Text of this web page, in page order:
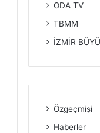
ODA TV
TBMM
İZMİR
Özgeçmişi
Haberler